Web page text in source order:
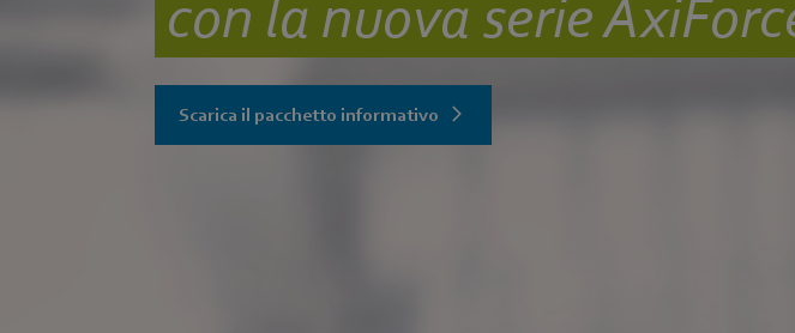
con la nuova serie
Scarica il pacchetto informativo